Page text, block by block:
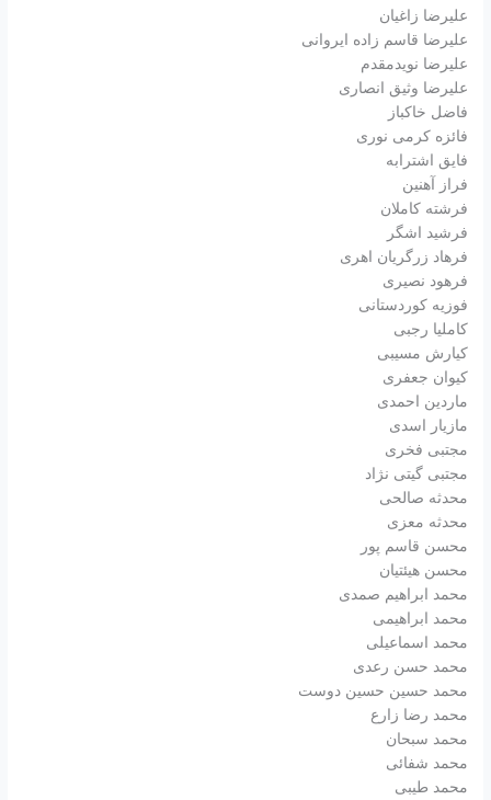
علیرضا زاغیان
علیرضا قاسم زاده ایروانی
علیرضا نویدمقدم
علیرضا وثیق انصاری
فاضل خاکباز
فائزه کرمی نوری
فایق اشترابه
فراز آهنین
فرشته کاملان
فرشید اشگر
فرهاد زرگریان اهری
فرهود نصیری
فوزیه کوردستانی
کاملیا رجبی
کیارش مسیبی
کیوان جعفری
ماردین احمدی
مازیار اسدی
مجتبی فخری
مجتبی گیتی نژاد
محدثه صالحی
محدثه معزی
محسن قاسم پور
محسن هیئتیان
محمد ابراهیم صمدی
محمد ابراهیمی
محمد اسماعیلی
محمد حسن رعدی
محمد حسین حسین دوست
محمد رضا زارع
محمد سبحان
محمد شفائی
محمد طیبی